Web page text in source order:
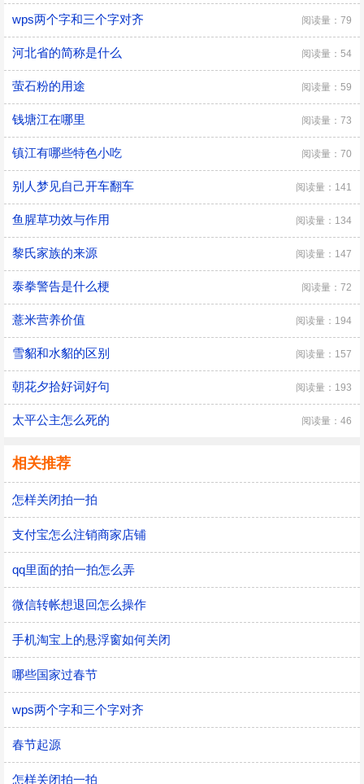
wps两个字和三个字对齐 阅读量：79
河北省的简称是什么 阅读量：54
萤石粉的用途 阅读量：59
钱塘江在哪里 阅读量：73
镇江有哪些特色小吃 阅读量：70
别人梦见自己开车翻车 阅读量：141
鱼腥草功效与作用 阅读量：134
黎氏家族的来源 阅读量：147
泰拳警告是什么梗 阅读量：72
薏米营养价值 阅读量：194
雪貂和水貂的区别 阅读量：157
朝花夕拾好词好句 阅读量：193
太平公主怎么死的 阅读量：46
相关推荐
怎样关闭拍一拍
支付宝怎么注销商家店铺
qq里面的拍一拍怎么弄
微信转帐想退回怎么操作
手机淘宝上的悬浮窗如何关闭
哪些国家过春节
wps两个字和三个字对齐
春节起源
怎样关闭拍一拍